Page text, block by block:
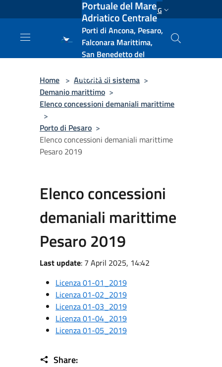
Salta al contenuto principale ENG
Portuale del Mare
Adriatico Centrale
Porti di Ancona, Pesaro,
Falconara Marittima,
San Benedetto del
e Vasto
Home > Autorità di sistema >
Demanio marittimo >
Elenco concessioni demaniali marittime
>
Porto di Pesaro >
Elenco concessioni demaniali marittime
Pesaro 2019
Elenco concessioni
demaniali marittime
Pesaro 2019
Last update: 7 April 2025, 14:42
Licenza 01-01_2019
Licenza 01-02_2019
Licenza 01-03_2019
Licenza 01-04_2019
Licenza 01-05_2019
Share: